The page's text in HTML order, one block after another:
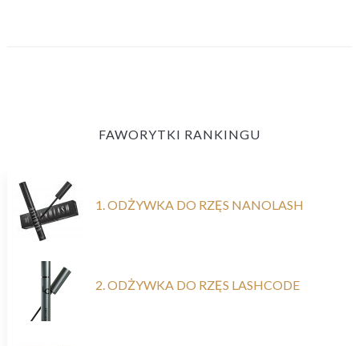
FAWORYTKI RANKINGU
1. ODŻYWKA DO RZĘS NANOLASH
2. ODŻYWKA DO RZĘS LASHCODE